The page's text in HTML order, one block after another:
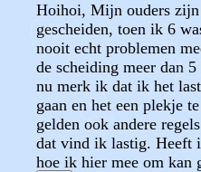
Hoihoi, Mijn ouders zijn
gescheiden, toen ik 6
nooit echt problemen
de scheiding meer dan
nu merk ik dat ik het
gaan en het een plekje
gelden ook andere
dat vind ik lastig. Heeft
hoe ik hier mee om kan